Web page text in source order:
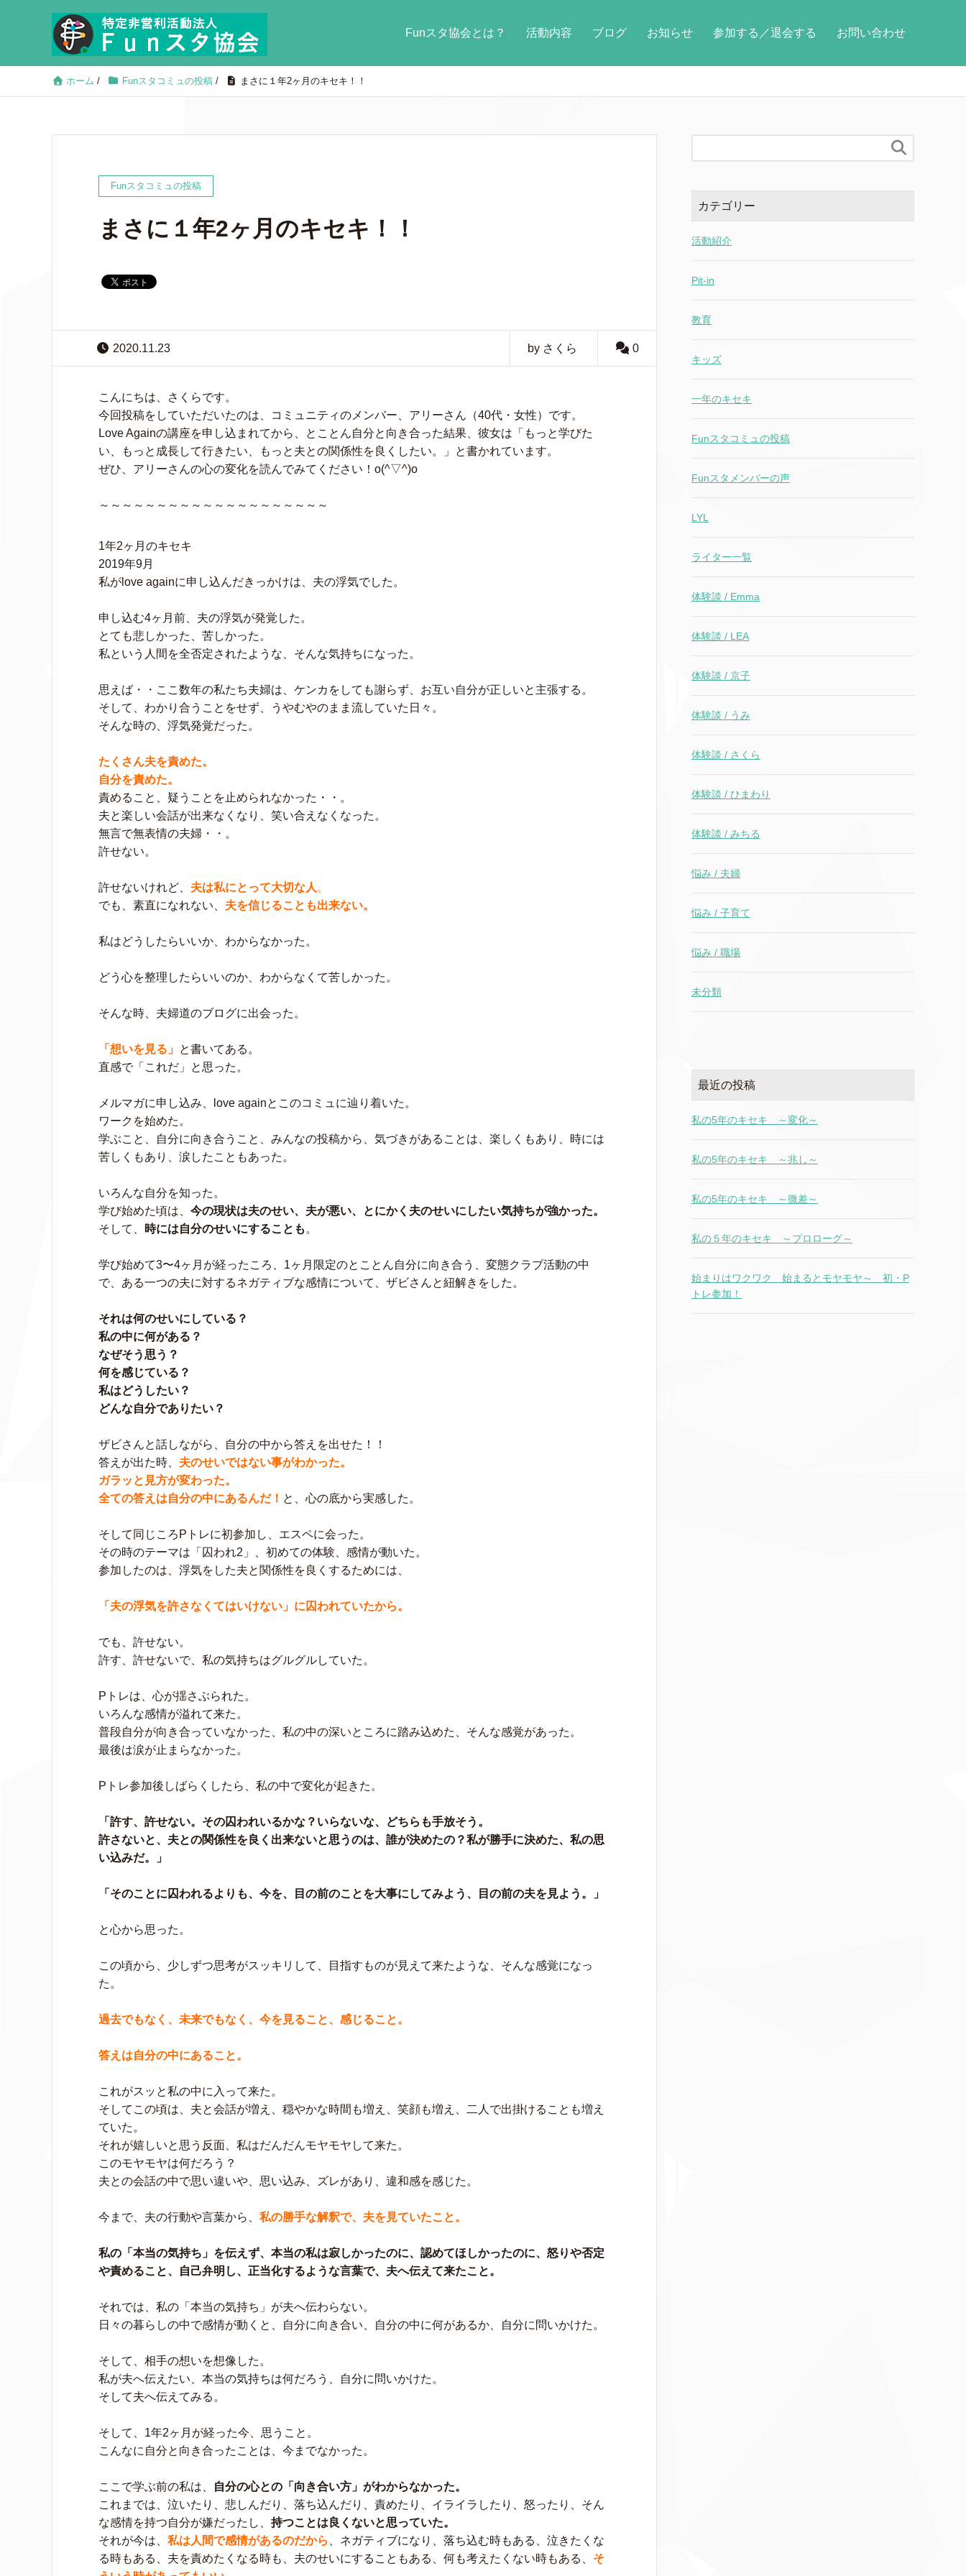
Funスタ協会とは？ 活動内容 ブログ お知らせ 参加する／退会する お問い合わせ
ホーム / Funスタコミュの投稿/ まさに１年2ヶ月のキセキ！！
Funスタコミュの投稿
まさに１年2ヶ月のキセキ！！
2020.11.23 by さくら 0
こんにちは、さくらです。
今回投稿をしていただいたのは、コミュニティのメンバー、アリーさん（40代・女性）です。
Love Againの講座を申し込まれてから、とことん自分と向き合った結果、彼女は「もっと学びた
い、もっと成長して行きたい、もっと夫との関係性を良くしたい。」と書かれています。
ぜひ、アリーさんの心の変化を読んでみてください！o(^▽^)o
～～～～～～～～～～～～～～～～～～～～
1年2ヶ月のキセキ
2019年9月
私がlove againに申し込んだきっかけは、夫の浮気でした。
申し込む4ヶ月前、夫の浮気が発覚した。
とても悲しかった、苦しかった。
私という人間を全否定されたような、そんな気持ちになった。
思えば・・ここ数年の私たち夫婦は、ケンカをしても謝らず、お互い自分が正しいと主張する。
そして、わかり合うことをせず、うやむやのまま流していた日々。
そんな時の、浮気発覚だった。
たくさん夫を責めた。
自分を責めた。
責めること、疑うことを止められなかった・・。
夫と楽しい会話が出来なくなり、笑い合えなくなった。
無言で無表情の夫婦・・。
許せない。
許せないけれど、 夫は私にとって大切な人 。
でも、素直になれない、 夫を信じることも出来ない。
私はどうしたらいいか、わからなかった。
どう心を整理したらいいのか、わからなくて苦しかった。
そんな時、夫婦道のブログに出会った。
「想いを見る」 と書いてある。
直感で「これだ」と思った。
メルマガに申し込み、love againとこのコミュに辿り着いた。
ワークを始めた。
学ぶこと、自分に向き合うこと、みんなの投稿から、気づきがあることは、楽しくもあり、時には
苦しくもあり、涙したこともあった。
いろんな自分を知った。
学び始めた頃は、 今の現状は夫のせい、夫が悪い、とにかく夫のせいにしたい気持ちが強かった。
そして、
時には自分のせいにすることも 。
学び始めて3〜4ヶ月が経ったころ、1ヶ月限定のとことん自分に向き合う、変態クラブ活動の中
で、ある一つの夫に対するネガティブな感情について、ザビさんと紐解きをした。
それは何のせいにしている？
私の中に何がある？
なぜそう思う？
何を感じている？
私はどうしたい？
どんな自分でありたい？
ザビさんと話しながら、自分の中から答えを出せた！！
答えが出た時、 夫のせいではない事がわかった。
ガラッと見方が変わった。
全ての答えは自分の中にあるんだ！ と、心の底から実感した。
そして同じころPトレに初参加し、エスペに会った。
その時のテーマは「囚われ2」、初めての体験、感情が動いた。
参加したのは、浮気をした夫と関係性を良くするためには、
「夫の浮気を許さなくてはいけない」に囚われていたから。
でも、許せない。
許す、許せないで、私の気持ちはグルグルしていた。
Pトレは、心が揺さぶられた。
いろんな感情が溢れて来た。
普段自分が向き合っていなかった、私の中の深いところに踏み込めた、そんな感覚があった。
最後は涙が止まらなかった。
Pトレ参加後しばらくしたら、私の中で変化が起きた。
「許す、許せない。その囚われいるかな？いらないな、どちらも手放そう。
許さないと、夫との関係性を良く出来ないと思うのは、誰が決めたの？私が勝手に決めた、私の思
い込みだ。」
「そのことに囚われるよりも、今を、目の前のことを大事にしてみよう、目の前の夫を見よう。」
と心から思った。
この頃から、少しずつ思考がスッキリして、目指すものが見えて来たような、そんな感覚になっ
た。
過去でもなく、未来でもなく、今を見ること、感じること。
答えは自分の中にあること。
これがスッと私の中に入って来た。
そしてこの頃は、夫と会話が増え、穏やかな時間も増え、笑顔も増え、二人で出掛けることも増え
ていた。
それが嬉しいと思う反面、私はだんだんモヤモヤして来た。
このモヤモヤは何だろう？
夫との会話の中で思い違いや、思い込み、ズレがあり、違和感を感じた。
今まで、夫の行動や言葉から、 私の勝手な解釈で、夫を見ていたこと。
私の「本当の気持ち」を伝えず、本当の私は寂しかったのに、認めてほしかったのに、怒りや否定
や責めること、自己弁明し、正当化するような言葉で、夫へ伝えて来たこと。
それでは、私の「本当の気持ち」が夫へ伝わらない。
日々の暮らしの中で感情が動くと、自分に向き合い、自分の中に何があるか、自分に問いかけた。
そして、相手の想いを想像した。
私が夫へ伝えたい、本当の気持ちは何だろう、自分に問いかけた。
そして夫へ伝えてみる。
そして、1年2ヶ月が経った今、思うこと。
こんなに自分と向き合ったことは、今までなかった。
ここで学ぶ前の私は、
自分の心との「向き合い方」がわからなかった。
これまでは、泣いたり、悲しんだり、落ち込んだり、責めたり、イライラしたり、怒ったり、そん
な感情を持つ自分が嫌だったし、 持つことは良くないと思っていた。
それが今は、 私は人間で感情があるのだから
、ネガティブになり、落ち込む時もある、泣きたくな
る時もある、夫を責めたくなる時も、夫のせいにすることもある、何も考えたくない時もある、 そ

カテゴリー
活動紹介
Pit-in
教育
キッズ
一年のキセキ
Funスタコミュの投稿
Funスタメンバーの声
LYL
ライター一覧
体験談 / Emma
体験談 / LEA
体験談 / 京子
体験談 / うみ
体験談 / さくら
体験談 / ひまわり
体験談 / みちる
悩み / 夫婦
悩み / 子育て
悩み / 職場
未分類
最近の投稿
私の5年のキセキ ～変化～
私の5年のキセキ ～兆し～
私の5年のキセキ ～微差～
私の５年のキセキ ～プロローグ～
始まりはワクワク 始まるとモヤモヤ～ 初・P
トレ参加！